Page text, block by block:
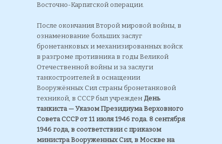
Восточно-Карпатской операции.
После окончания Второй мировой войны, в
ознаменование больших заслуг
бронетанковых и механизированных войск
в разгроме противника в годы Великой
Отечественной войны и за заслуги
танкостроителей в оснащении
Вооружённых Сил страны бронетанковой
техникой, в СССР был учрежден День
танкиста — Указом Президиума Верховного
Совета СССР от 11 июля 1946 года. 8 сентября
1946 года, в соответствии с приказом
министра Вооруженных Сил, в Москве на